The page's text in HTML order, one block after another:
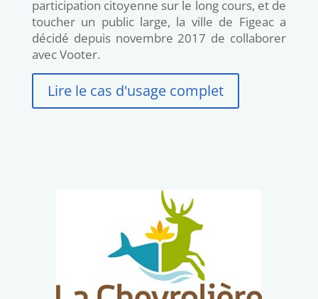
participation citoyenne sur le long cours, et de
toucher un public large, la ville de Figeac a
décidé depuis novembre 2017 de collaborer
avec Vooter.
Lire le cas d'usage complet